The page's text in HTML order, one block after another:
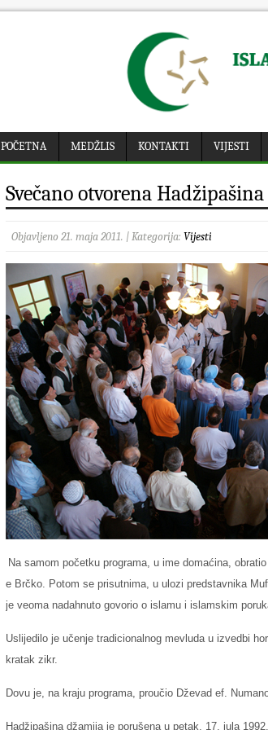
POČETNA MEDŽLIS KONTAKTI VIJESTI
Svečano otvorena
Objavljeno 21. maja 2011. | Kategorija: Vijesti
Na samom početku programa, u ime domaćina,
e Brčko. Potom se prisutnima, u ulozi predstavnika
je veoma nadahnuto govorio o islamu i islamskim
Uslijedilo je učenje tradicionalnog mevluda u izvedbi
kratak zikr.
Dovu je, na kraju programa, proučio Dževad ef.
Hadžipašina džamija je porušena u petak, 17. jula